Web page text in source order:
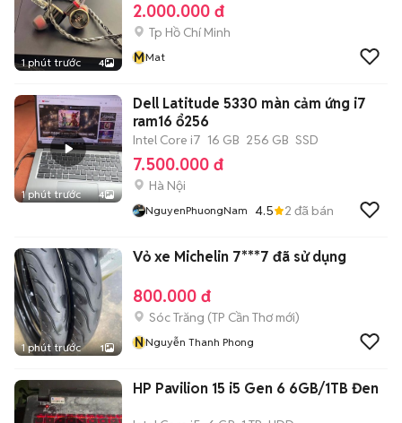
1 phút trước 4
2.000.000 đ
Tp Hồ Chí Minh
MMat
1 phút trước 4
Dell Latitude 5330 màn cảm ứng i7
ram16 ổ256
Intel Core i7 16 GB 256 GB SSD
7.500.000 đ
Hà Nội
NguyenPhuongNam 4.5 2 đã bán
1 phút trước 1
Vỏ xe Michelin 7***7 đã sử dụng
800.000 đ
Sóc Trăng (TP Cần Thơmới)
NNguyễn Thanh Phong
HP Pavilion 15 i5 Gen 6 6GB/1TB Đen